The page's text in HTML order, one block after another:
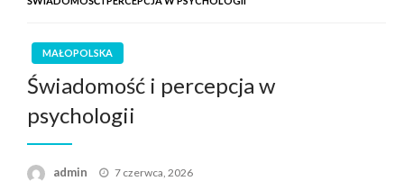
MAŁOPOLSKA
Świadomość i percepcja w
psychologii
admin
Opublikowane
7 czerwca, 2026